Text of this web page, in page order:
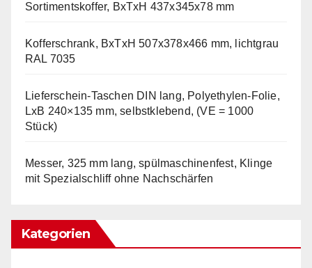
Sortimentskoffer, BxTxH 437x345x78 mm
Kofferschrank, BxTxH 507x378x466 mm, lichtgrau
RAL 7035
Lieferschein-Taschen DIN lang, Polyethylen-Folie,
LxB 240×135 mm, selbstklebend, (VE = 1000
Stück)
Messer, 325 mm lang, spülmaschinenfest, Klinge
mit Spezialschliff ohne Nachschärfen
Kategorien